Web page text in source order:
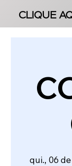
CLIQUE
CLIQUE
qui., 06